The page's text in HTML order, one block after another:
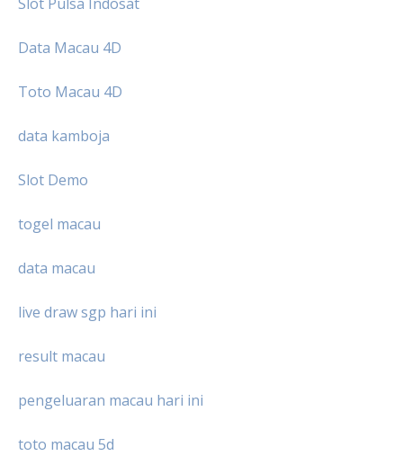
Data Macau 4D
Toto Macau 4D
data kamboja
Slot Demo
togel macau
data macau
live draw sgp hari ini
result macau
pengeluaran macau hari ini
toto macau 5d